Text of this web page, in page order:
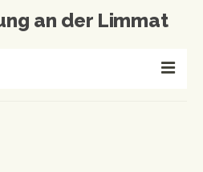
an der Limmat